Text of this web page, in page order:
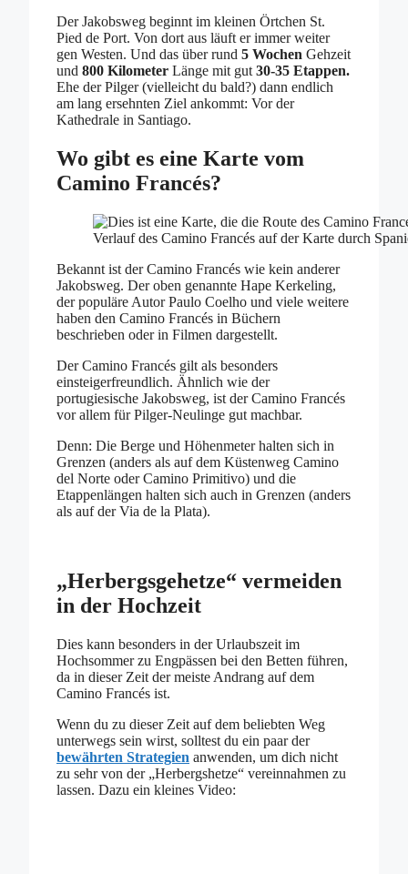
Der Jakobsweg beginnt im kleinen Örtchen St.
Pied de Port. Von dort aus läuft er immer weiter
gen Westen. Und das über rund 5 Wochen Gehzeit
und 800 Kilometer Länge mit gut 30-35 Etappen.
Ehe der Pilger (vielleicht du bald?) dann endlich
am lang ersehnten Ziel ankommt: Vor der
Kathedrale in Santiago.
Wo gibt es eine Karte vom
Camino Francés?
Verlauf des Camino Francés auf der Karte durch
Bekannt ist der Camino Francés wie kein anderer
Jakobsweg. Der oben genannte Hape Kerkeling,
der populäre Autor Paulo Coelho und viele weitere
haben den Camino Francés in Büchern
beschrieben oder in Filmen dargestellt.
Der Camino Francés gilt als besonders
einsteigerfreundlich. Ähnlich wie der
portugiesische Jakobsweg, ist der Camino Francés
vor allem für Pilger-Neulinge gut machbar.
Denn: Die Berge und Höhenmeter halten sich in
Grenzen (anders als auf dem Küstenweg Camino
del Norte oder Camino Primitivo) und die
Etappenlängen halten sich auch in Grenzen (anders
als auf der Via de la Plata).
„Herbergsgehetze“ vermeiden
in der Hochzeit
Dies kann besonders in der Urlaubszeit im
Hochsommer zu Engpässen bei den Betten führen,
da in dieser Zeit der meiste Andrang auf dem
Camino Francés ist.
Wenn du zu dieser Zeit auf dem beliebten Weg
unterwegs sein wirst, solltest du ein paar der
bewährten Strategien anwenden, um dich nicht
zu sehr von der „Herbergshetze“ vereinnahmen zu
lassen. Dazu ein kleines Video: